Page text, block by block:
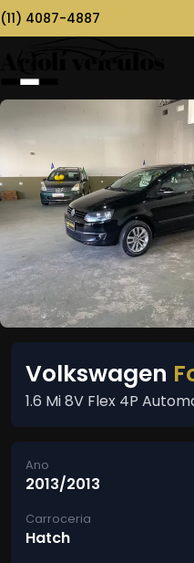
(11) 4087-4887
Volkswagen
1.6 Mi 8V Flex 4P
Ano
2013/2013
Carroceria
Hatch